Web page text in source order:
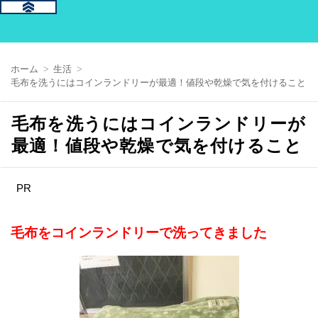
ホーム
生活
毛布を洗うにはコインランドリーが最適！値段や乾燥で気を付けること
毛布を洗うにはコインランドリーが
最適！値段や乾燥で気を付けること
PR
毛布をコインランドリーで洗ってきました